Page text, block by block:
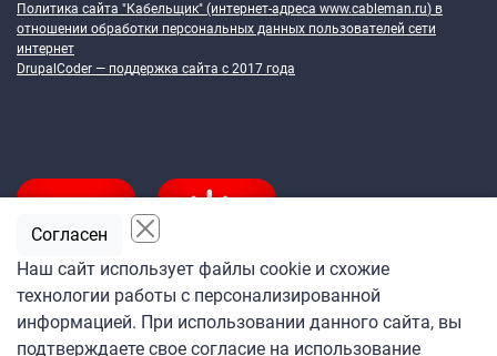
Политика сайта "Кабельщик" (интернет-адреса www.cableman.ru) в
отношении обработки персональных данных пользователей сети
интернет
DrupalCoder — поддержка сайта c 2017 года
Подпишитесь
на ежедневную рассылку
Наш сайт использует файлы cookie и схожие
технологии работы с персонализированной
информацией. При использовании данного сайта, вы
подтверждаете свое согласие на использование
Согласен